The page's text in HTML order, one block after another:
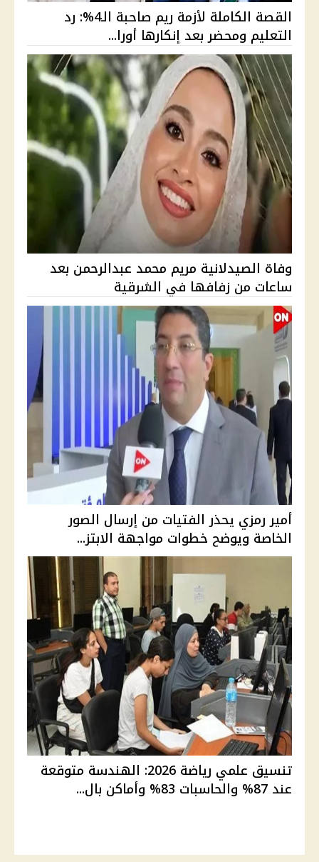
القصة الكاملة لأزمة ريم صاحبة الـ4%: رد
التعليم ومحضر بعد إنكارها أورا...
وفاة الصيدلانية مريم محمد عبدالرحمن بعد
ساعات من زفافها في الشرقية
أمير رمزي يحذر الفتيات من إرسال الصور
الخاصة ويوضح خطوات مواجهة الابتز...
تنسيق علمي رياضة 2026: الهندسة متوقعة
عند 87% والحاسبات 83% وأماكن بال...